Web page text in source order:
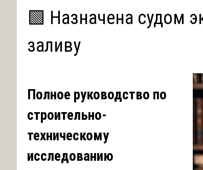
🟩 Назначена судом
заливу
Полное руководство по
строительно-
техническому
исследованию